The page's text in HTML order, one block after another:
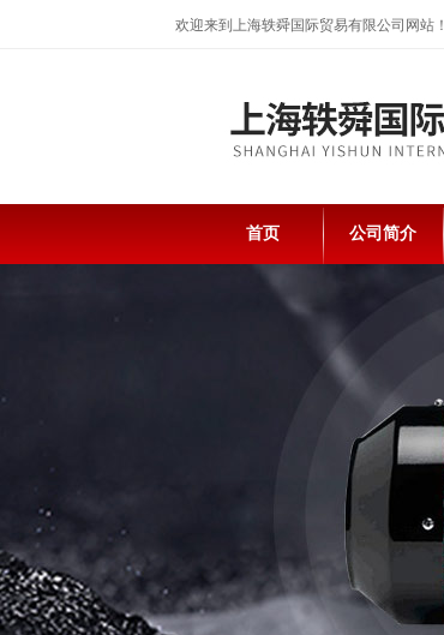
欢迎来到上海轶舜国际贸易有限公司网站！
首页 公司简介